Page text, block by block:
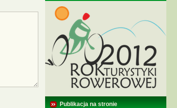
Publikacja na stronie